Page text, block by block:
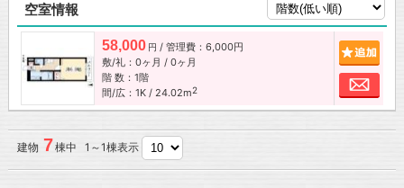
空室情報
58,000 円 / 管理費：6,000円
敷/礼：0ヶ月 / 0ヶ月
階 数：1階
間/広：1K / 24.02m2
お
建物 7棟中 1～1棟表示